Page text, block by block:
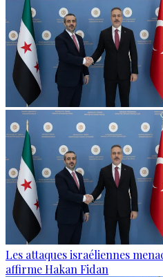
Les attaques israéliennes
affirme Hakan Fidan